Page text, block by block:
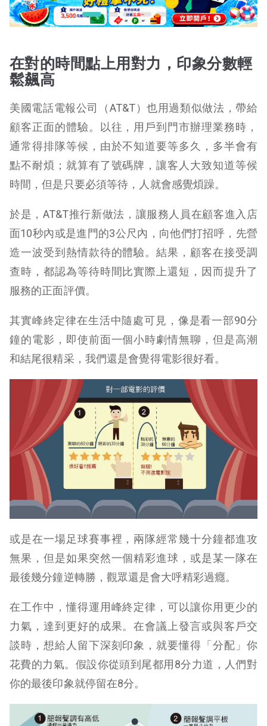
在對的時間點上用對力，印象分數輕
鬆飆高
美國電話電報公司（AT&T）也用過類似做法，帶給
顧客正面的體驗。以往，用戶到門市辦理業務時，
通常得排隊等候，由於不知道要等多久，多半會有
點不耐煩；就算有了號碼牌，讓客人大致知道等候
時間，但是只要必須等待，人就會感覺煩躁。
於是，AT&T推行新做法，讓服務人員在顧客進入店
面10秒內或是進門的3公尺內，向他們打招呼，先營
造一波受到熱情款待的體驗。結果，顧客在接受調
查時，都認為等待時間比實際上還短，因而提升了
服務的正面評價。
其實峰終定律在生活中隨處可見，像是看一部90分
鐘的電影，即使前面一個小時劇情無聊，但是高潮
和結尾很精采，我們還是會覺得電影很好看。
或是在一場足球賽事裡，兩隊經常幾十分鐘都進攻
無果，但是如果突然一個精彩進球，或是某一隊在
最後幾分鐘逆轉勝，觀眾還是會大呼精彩過癮。
在工作中，懂得運用峰終定律，可以讓你用更少的
力氣，達到更好的成果。在會議上發言或與客戶交
談時，想給人留下深刻印象，就要懂得「分配」你
花費的力氣。假設你從頭到尾都用8分力道，人們對
你的最後印象就停留在8分。